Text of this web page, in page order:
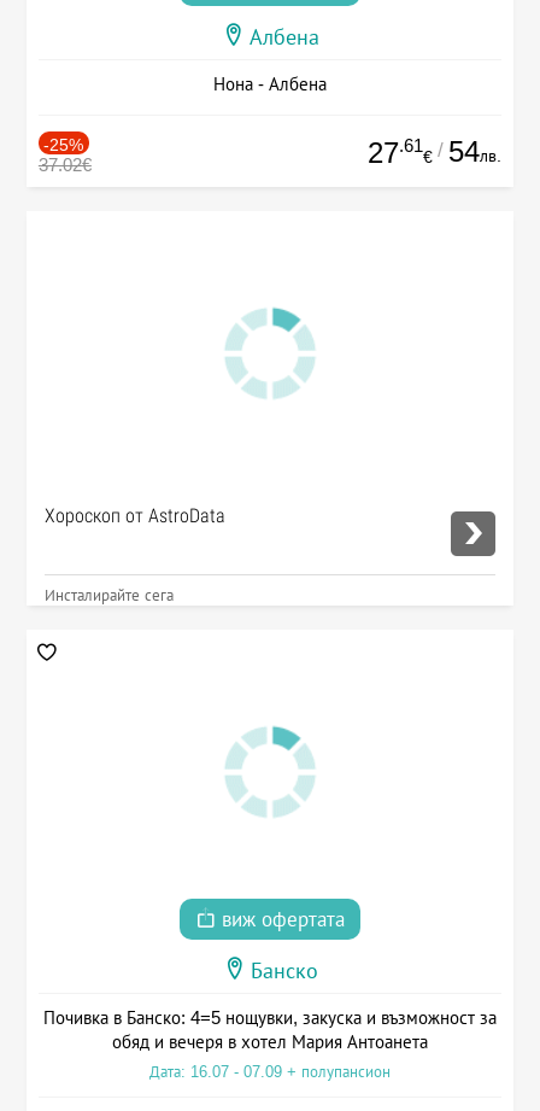
Албена
Нона - Албена
-25%
37.02€ 27.61
€ / 54лв.
Хороскоп от AstroData
Инсталирайте сега
виж офертата
Банско
Почивка в Банско: 4=5 нощувки, закуска и възможност за
обяд и вечеря в хотел Мария Антоанета
Дата: 16.07 - 07.09 + полупансион